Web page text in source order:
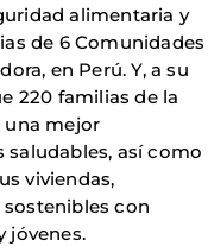
alimentaria y
de 6 Comunidades
en Perú. Y, a su
220 familias de la
una mejor
así como
viviendas,
con
jóvenes.